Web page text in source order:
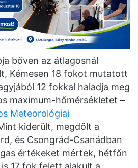
bőven az átlagosnál
Kémesen 18 fokot mutatott
12 fokkal haladja meg
maximum-hőmérsékletet –
Meteorológiai
kiderült, megdőlt a
és Csongrád-Csanádban
értékeket mértek, hétfőn